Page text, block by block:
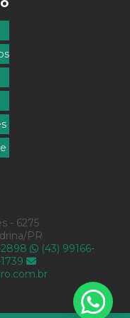
- 6275
PR
(43) 99166-